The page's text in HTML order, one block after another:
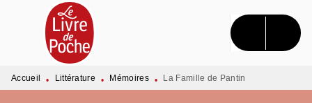
MENU RECHERCHE CONTENU
PIED DE PAGE
Accueil • Littérature • Mémoires • La Famille de Pantin